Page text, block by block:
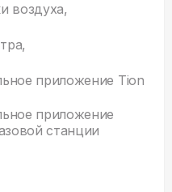
воздуха,
приложение Tion
приложение
станции